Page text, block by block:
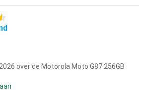
over de Motorola Moto G87 256GB